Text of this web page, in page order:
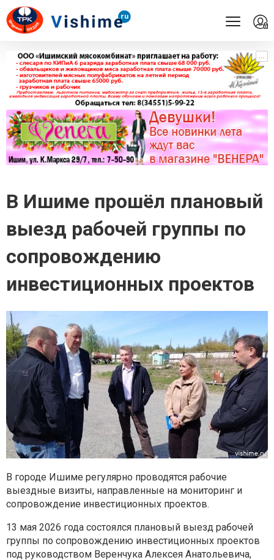
...
...
В Ишиме прошёл плановый
выезд рабочей группы по
сопровождению
инвестиционных проектов
В городе Ишиме регулярно проводятся рабочие
выездные визиты, направленные на мониторинг и
сопровождение инвестиционных проектов.
13 мая 2026 года состоялся плановый выезд рабочей
группы по сопровождению инвестиционных проектов
под руководством Веренчука Алексея Анатольевича,